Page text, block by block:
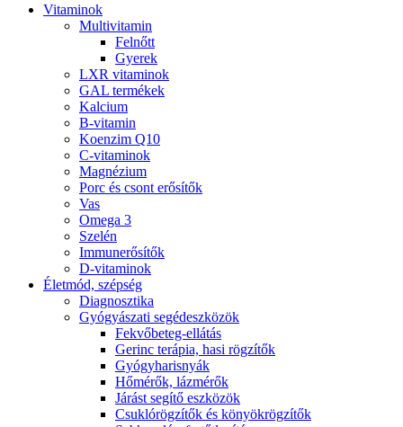
Vitaminok
Multivitamin
Felnőtt
Gyerek
LXR vitaminok
GAL termékek
Kalcium
B-vitamin
Koenzim Q10
C-vitaminok
Magnézium
Porc és csont erősítők
Vas
Omega 3
Szelén
Immunerősítők
D-vitaminok
Életmód, szépség
Diagnosztika
Gyógyászati segédeszközök
Fekvőbeteg-ellátás
Gerinc terápia, hasi rögzítők
Gyógyharisnyák
Hőmérők, lázmérők
Járást segítő eszközök
Csuklórögzítők és könyökrögzítők